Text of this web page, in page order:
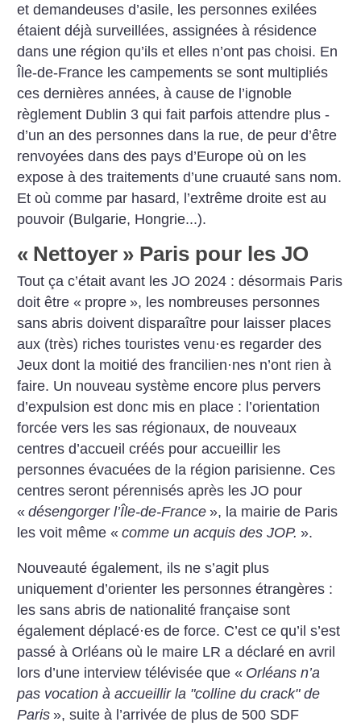
et demandeuses d’asile, les personnes exilées
étaient déjà surveillées, assignées à résidence
dans une région qu’ils et elles n’ont pas choisi. En
Île-de-France les campements se sont multipliés
ces dernières années, à cause de l’ignoble
règlement Dublin 3 qui fait parfois attendre plus ­
d’un an des personnes dans la rue, de peur d’être
renvoyées dans des pays d’Europe où on les
expose à des traitements ­d’une cruauté sans nom.
Et où comme par hasard, l’extrême droite est au
pouvoir (Bulgarie, Hongrie...).
« Nettoyer » Paris pour les JO
Tout ça c’était avant les JO 2024 : désormais Paris
doit être « propre », les nombreuses personnes
sans abris doivent disparaître pour laisser places
aux (très) riches touristes venu·es regarder des
Jeux dont la moitié des francilien·nes n’ont rien à
faire. Un nouveau système encore plus pervers
d’expulsion est donc mis en place : l’orientation
forcée vers les sas régionaux, de nouveaux
centres d’accueil créés pour accueillir les
personnes évacuées de la région parisienne. Ces
centres seront pérennisés après les JO pour
« désengorger l’Île-de-France », la mairie de Paris
les voit même « comme un acquis des JOP. ».
Nouveauté également, ils ne ­s’agit plus
uniquement d’orienter les personnes étrangères :
les sans abris de nationalité française sont
également déplacé·es de force. C’est ce qu’il s’est
passé à Orléans où le maire LR a déclaré en avril
lors d’une interview télévisée que « Orléans n’a
pas vocation à accueillir la "colline du crack" de
Paris », suite à l’arrivée de plus de 500 SDF